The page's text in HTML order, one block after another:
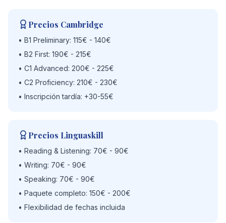
Precios Cambridge
• B1 Preliminary: 115€ - 140€
• B2 First: 190€ - 215€
• C1 Advanced: 200€ - 225€
• C2 Proficiency: 210€ - 230€
• Inscripción tardía: +30-55€
Precios Linguaskill
• Reading & Listening: 70€ - 90€
• Writing: 70€ - 90€
• Speaking: 70€ - 90€
• Paquete completo: 150€ - 200€
• Flexibilidad de fechas incluida